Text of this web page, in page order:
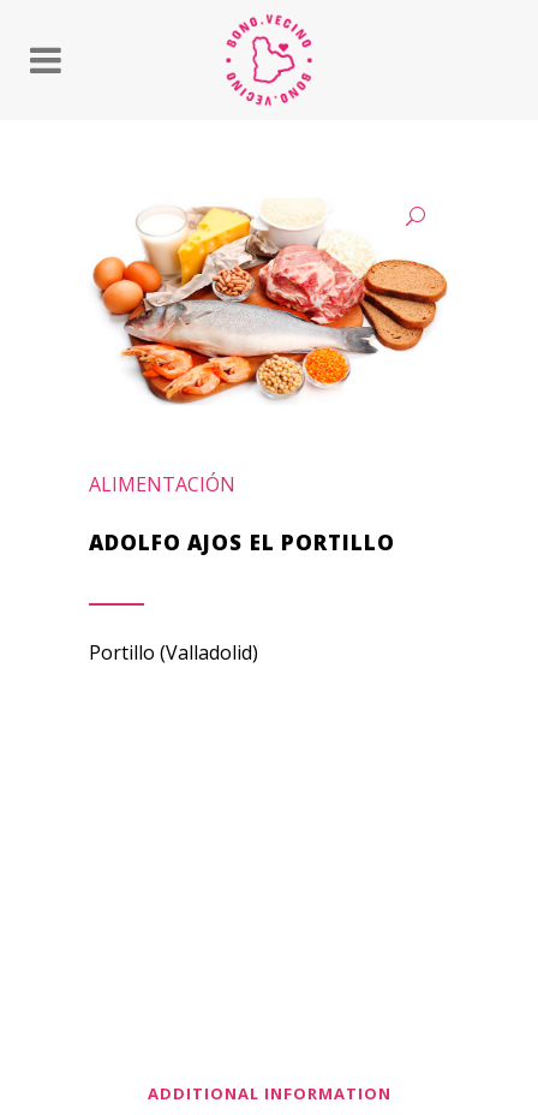
ALIMENTACIÓN
ADOLFO AJOS EL PORTILLO
Portillo (Valladolid)
ADDITIONAL INFORMATION